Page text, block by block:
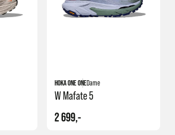
HOKA ONE ONEDame
W Mafate 5
2 699,-